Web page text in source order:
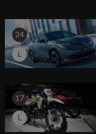
過往 Triumph 切開的三缸
越靠近的跡象。
24
L
17
L